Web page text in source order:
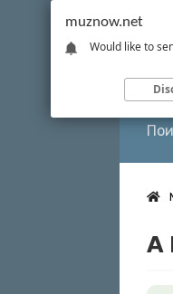
А
muznow.net
Would like to